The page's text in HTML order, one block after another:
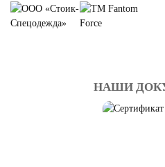
НАШИ